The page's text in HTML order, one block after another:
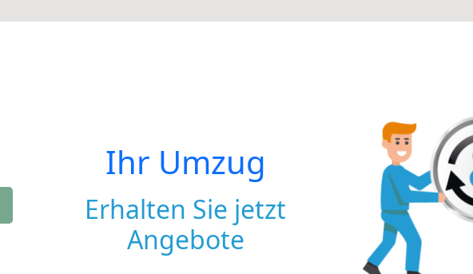
Ihr Umzug
Erhalten Sie jetzt
Angebote